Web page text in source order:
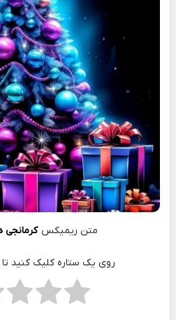
متن ریمیکس کرمانجی
روی یک ستاره کلیک کنید تا